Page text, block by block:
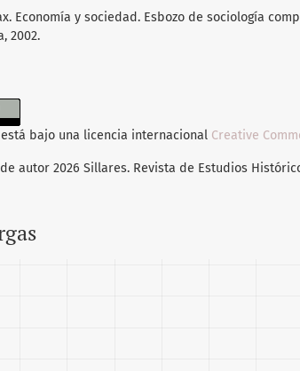
Economía y sociedad. Esbozo de sociología
2002.
bajo una licencia internacional Creative
autor 2026 Sillares. Revista de Estudios